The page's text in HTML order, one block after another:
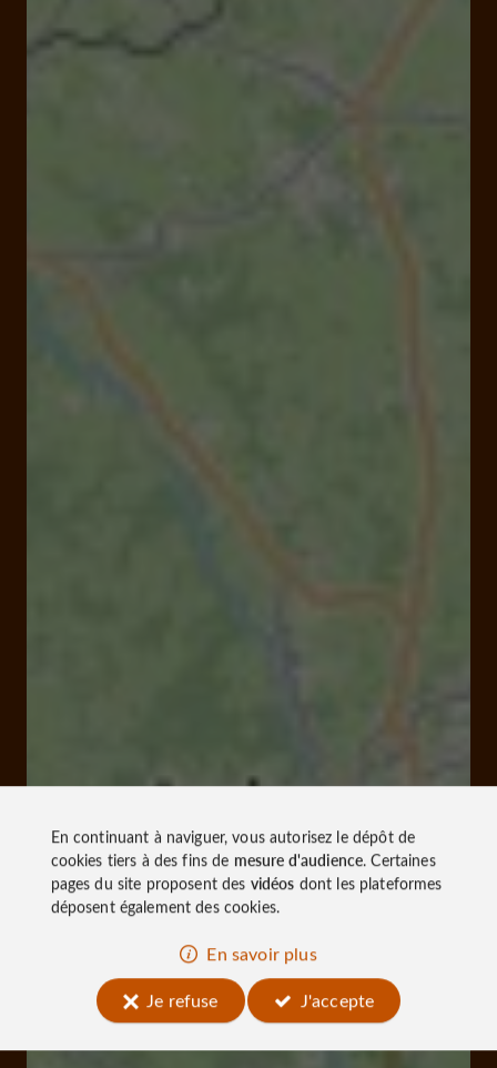
En continuant à naviguer, vous autorisez le dépôt de
cookies tiers à des fins de mesure d'audience. Certaines
pages du site proposent des vidéos dont les plateformes
déposent également des cookies.
En savoir plus
Je refuse
J'accepte